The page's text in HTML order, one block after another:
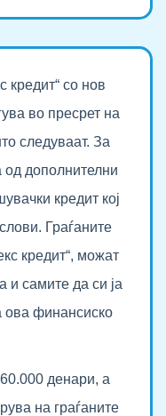
кредит“ со нов
во пресрет на
следуваат. За
дополнителни
кредит кој
Граѓаните
кредит“, можат
и самите да си ја
ова финансиско
денари, а
на граѓаните